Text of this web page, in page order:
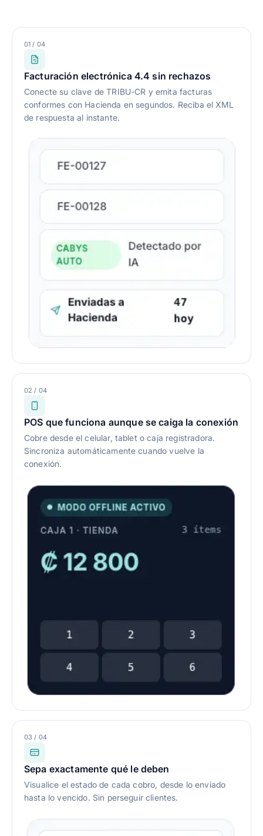
01 / 04
Facturación electrónica 4.4 sin rechazos
Conecte su clave de TRIBU-CR y emita facturas
conformes con Hacienda en segundos. Reciba el XML
de respuesta al instante.
02 / 04
POS que funciona aunque se caiga la conexión
Cobre desde el celular, tablet o caja registradora.
Sincroniza automáticamente cuando vuelve la
conexión.
03 / 04
Sepa exactamente qué le deben
Visualice el estado de cada cobro, desde lo enviado
hasta lo vencido. Sin perseguir clientes.